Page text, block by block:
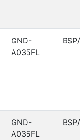
GND-
A035FL
GND-
A035FL